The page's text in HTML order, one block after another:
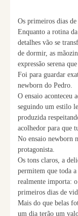
Os primeiros dias
Enquanto a rotina
detalhes vão se
de dormir, as
expressão serena
Foi para guardar
newborn do Pedro.
O ensaio aconteceu
seguindo um estilo
produzida
acolhedor para que
No ensaio newborn
protagonista.
Os tons claros, a
permitem que toda
realmente importa: o
primeiros dias de
Mais do que belas
um dia terão um